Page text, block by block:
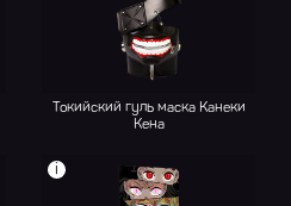
Токийский гуль маска Канеки
Кена
i